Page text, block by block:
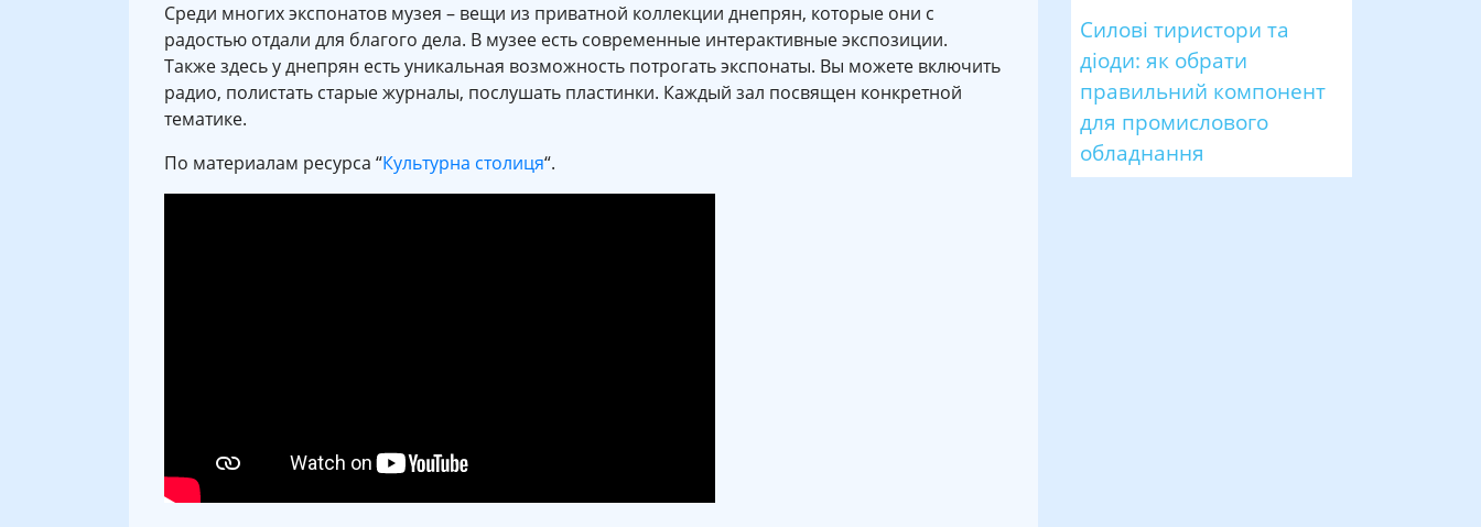
Среди многих экспонатов музея – вещи из приватной коллекции днепрян, которые они с
радостью отдали для благого дела. В музее есть современные интерактивные экспозиции.
Также здесь у днепрян есть уникальная возможность потрогать экспонаты. Вы можете включить
радио, полистать старые журналы, послушать пластинки. Каждый зал посвящен конкретной
тематике.
По материалам ресурса “Культурна столиця“.
Силові тиристори та
діоди: як обрати
правильний компонент
для промислового
обладнання